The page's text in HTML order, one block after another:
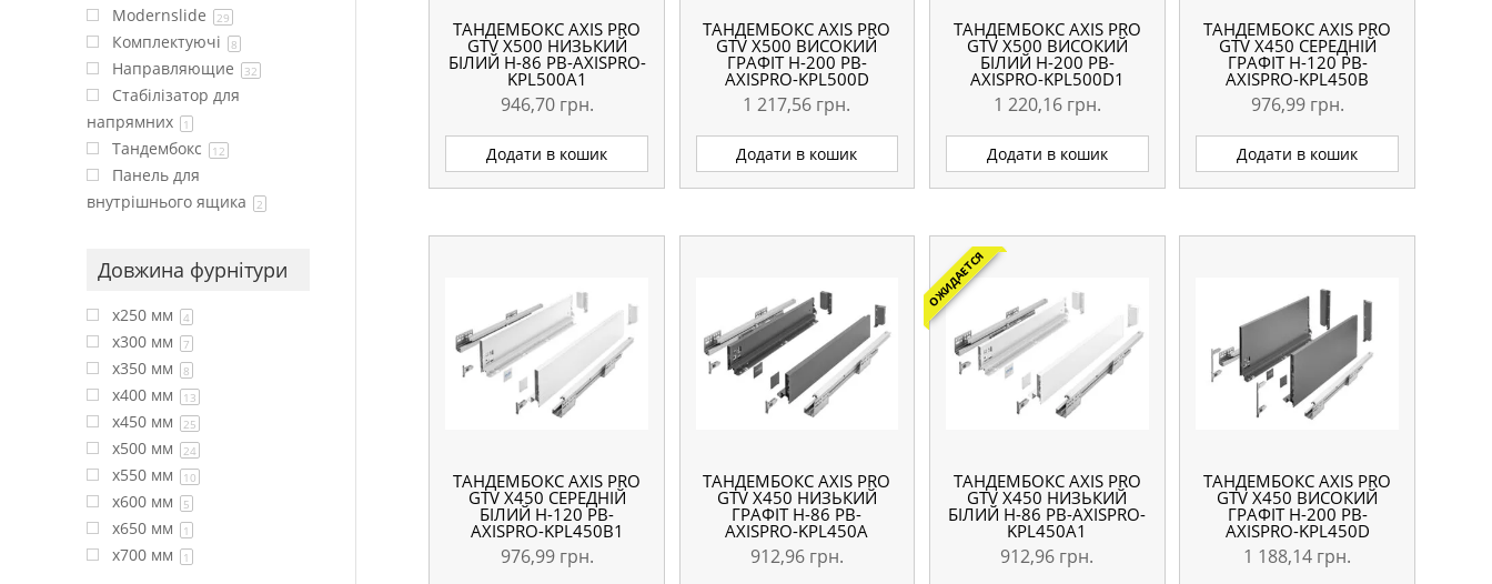
ТАНДЕМБОКС AXIS PRO
GTV X500 НИЗЬКИЙ
БІЛИЙ H-86 PB-AXISPRO-
KPL500A1
946,70 грн.
Додати в кошик
ТАНДЕМБОКС AXIS PRO
GTV X500 ВИСОКИЙ
ГРАФІТ H-200 PB-
AXISPRO-KPL500D
1 217,56 грн.
Додати в кошик
ТАНДЕМБОКС AXIS PRO
GTV X500 ВИСОКИЙ
БІЛИЙ H-200 PB-
AXISPRO-KPL500D1
1 220,16 грн.
Додати в кошик
ТАНДЕМБОКС AXIS PRO
GTV X450 СЕРЕДНІЙ
ГРАФІТ H-120 PB-
AXISPRO-KPL450B
976,99 грн.
Додати в кошик
ТАНДЕМБОКС AXIS PRO
GTV X450 СЕРЕДНІЙ
БІЛИЙ H-120 PB-
AXISPRO-KPL450B1
976,99 грн.
ТАНДЕМБОКС AXIS PRO
GTV X450 НИЗЬКИЙ
ГРАФІТ H-86 PB-
AXISPRO-KPL450A
912,96 грн.
ОЖИДАЕТСЯ
ТАНДЕМБОКС AXIS PRO
GTV X450 НИЗЬКИЙ
БІЛИЙ H-86 PB-AXISPRO-
KPL450A1
912,96 грн.
ТАНДЕМБОКС AXIS PRO
GTV X450 ВИСОКИЙ
ГРАФІТ H-200 PB-
AXISPRO-KPL450D
1 188,14 грн.
Modernslide 29
Комплектуючі 8
Направляющие 32
Стабілізатор для
напрямних
1
Тандембокс 12
Панель для
внутрішнього ящика
2
Довжина фурнітури
x250 мм 4
x300 мм 7
x350 мм 8
x400 мм 13
x450 мм 25
x500 мм 24
x550 мм 10
x600 мм 5
x650 мм 1
x700 мм 1